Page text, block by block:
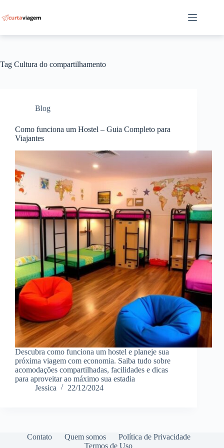
para
o
Tag Cultura do compartilhamento
Blog
Como funciona um Hostel – Guia Completo para
Viajantes
Descubra como funciona um hostel e planeje sua
próxima viagem com economia. Saiba tudo sobre
acomodações compartilhadas, facilidades e dicas
para aproveitar ao máximo sua estadia
Jessica
22/12/2024
Contato Quem somos
Política de Privacidade
Termos de Uso